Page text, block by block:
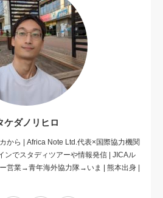
ケダノリヒロ
から | Africa Note Ltd.代表×国際協力機関
ンでスタディツアーや情報発信 | JICAル
営業→青年海外協力隊→いま | 熊本出身 |